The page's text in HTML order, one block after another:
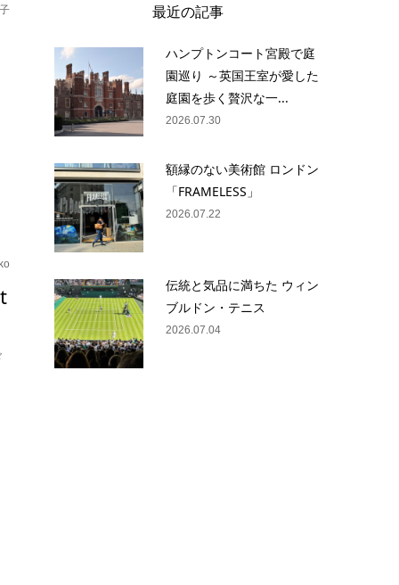
最近の記事
ハンプトンコート宮殿で庭
園巡り ～英国王室が愛した
庭園を歩く贅沢な一...
2026.07.30
額縁のない美術館 ロンドン
「FRAMELESS」
2026.07.22
伝統と気品に満ちた ウィン
ブルドン・テニス
2026.07.04